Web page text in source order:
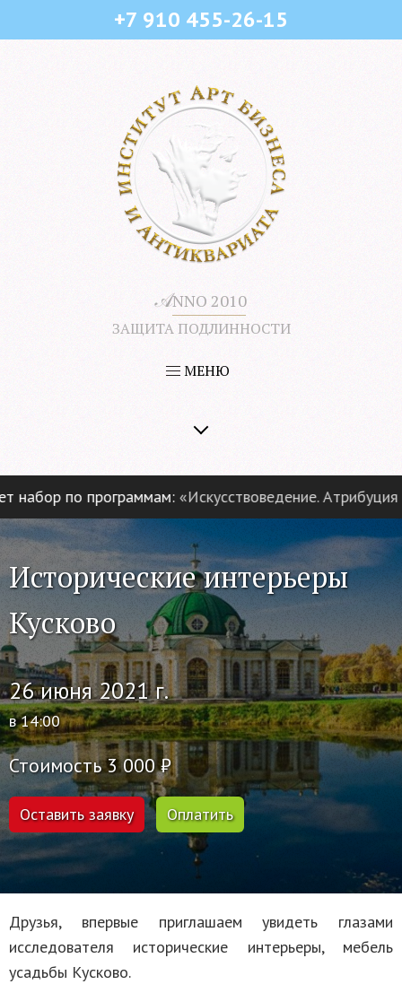
+7 910 455-26-15
𝒜NNO 2010
ЗАЩИТА ПОДЛИННОСТИ
МЕНЮ
по программам:«Искусствоведение. Атрибуция и
Исторические интерьеры
Кусково
26 июня 2021 г.
в 14:00
Стоимость 3 000 ₽
Оставить заявку Оплатить
Друзья, впервые приглашаем увидеть глазами
исследователя исторические интерьеры, мебель
усадьбы Кусково.